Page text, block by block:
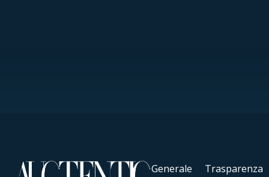
Generale
Trasparenza